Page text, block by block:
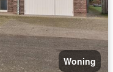
Woning